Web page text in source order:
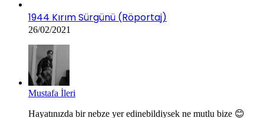
1944 Kırım Sürgünü (Röportaj)
26/02/2021
Mustafa İleri
Hayatınızda bir nebze yer edinebildiysek ne mutlu bize 😊